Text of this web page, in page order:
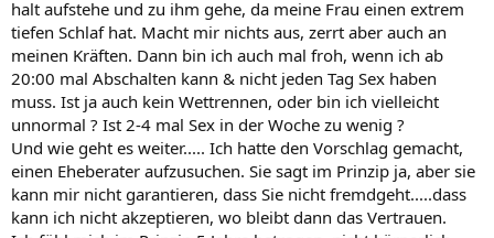
halt aufstehe und zu ihm gehe, da meine Frau einen extrem
tiefen Schlaf hat. Macht mir nichts aus, zerrt aber auch an
meinen Kräften. Dann bin ich auch mal froh, wenn ich ab
20:00 mal Abschalten kann & nicht jeden Tag Sex haben
muss. Ist ja auch kein Wettrennen, oder bin ich vielleicht
unnormal ? Ist 2-4 mal Sex in der Woche zu wenig ?
Und wie geht es weiter..... Ich hatte den Vorschlag gemacht,
einen Eheberater aufzusuchen. Sie sagt im Prinzip ja, aber sie
kann mir nicht garantieren, dass Sie nicht fremdgeht.....dass
kann ich nicht akzeptieren, wo bleibt dann das Vertrauen.